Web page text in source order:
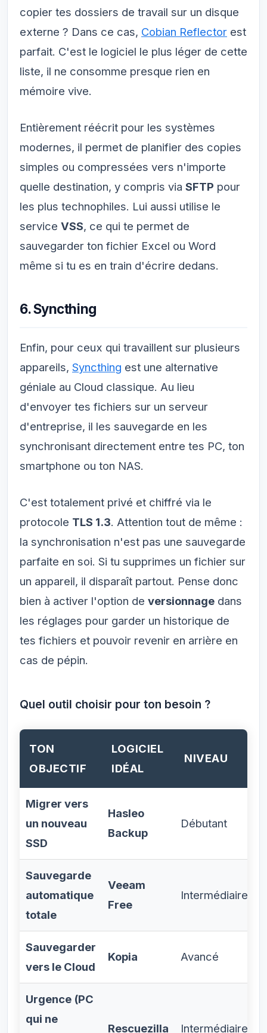
copier tes dossiers de travail sur un disque
externe ? Dans ce cas, Cobian Reflector est
parfait. C'est le logiciel le plus léger de cette
liste, il ne consomme presque rien en
mémoire vive.
Entièrement réécrit pour les systèmes
modernes, il permet de planifier des copies
simples ou compressées vers n'importe
quelle destination, y compris via SFTP pour
les plus technophiles. Lui aussi utilise le
service VSS, ce qui te permet de
sauvegarder ton fichier Excel ou Word
même si tu es en train d'écrire dedans.
6. Syncthing
Enfin, pour ceux qui travaillent sur plusieurs
appareils, Syncthing est une alternative
géniale au Cloud classique. Au lieu
d'envoyer tes fichiers sur un serveur
d'entreprise, il les sauvegarde en les
synchronisant directement entre tes PC, ton
smartphone ou ton NAS.
C'est totalement privé et chiffré via le
protocole TLS 1.3. Attention tout de même :
la synchronisation n'est pas une sauvegarde
parfaite en soi. Si tu supprimes un fichier sur
un appareil, il disparaît partout. Pense donc
bien à activer l'option de versionnage dans
les réglages pour garder un historique de
tes fichiers et pouvoir revenir en arrière en
cas de pépin.
Quel outil choisir pour ton besoin ?
TON
OBJECTIF
LOGICIEL
IDÉAL
NIVEAU
Migrer vers
un nouveau
SSD
Hasleo
Backup
Débutant
Sauvegarde
automatique
totale
Veeam
Free
Intermédiaire
Sauvegarder
vers le Cloud
Kopia Avancé
Urgence (PC
qui ne
Rescuezilla Intermédiaire